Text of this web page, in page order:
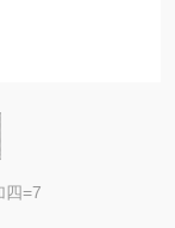
四=7